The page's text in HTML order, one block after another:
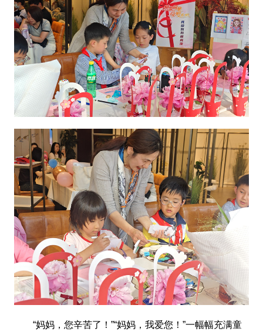
“妈妈，您辛苦了！”“妈妈，我爱您！”一幅幅充满童